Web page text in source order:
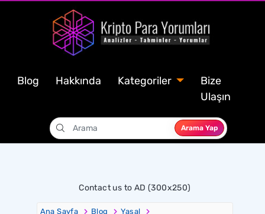
Blog Hakkında Kategoriler
Bize
Ulaşın
Arama Yap
Contact us to AD (300x250)
Ana Sayfa Blog
Yasal